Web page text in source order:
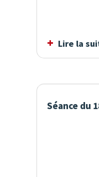
Lire la
Séance du